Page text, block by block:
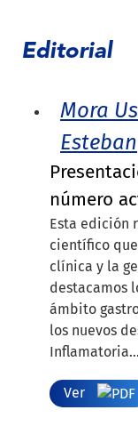
Editorial
Mora
Esteban
número
Esta edición
científico
clínica y la
destacamos
ámbito
los nuevos
Inflamatoria...
Ver